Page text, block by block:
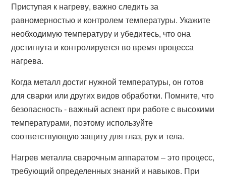
Приступая к нагреву, важно следить за
равномерностью и контролем температуры. Укажите
необходимую температуру и убедитесь, что она
достигнута и контролируется во время процесса
нагрева.
Когда металл достиг нужной температуры, он готов
для сварки или других видов обработки. Помните, что
безопасность - важный аспект при работе с высокими
температурами, поэтому используйте
соответствующую защиту для глаз, рук и тела.
Нагрев металла сварочным аппаратом – это процесс,
требующий определенных знаний и навыков. При